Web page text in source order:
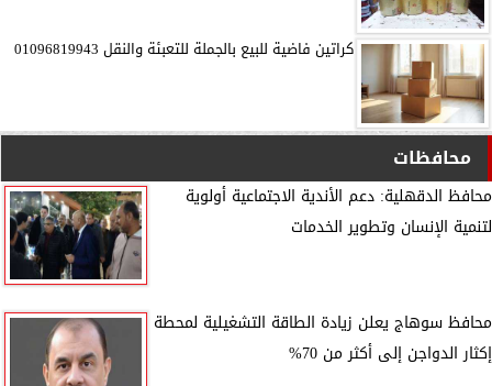
كراتين فاضية للبيع بالجملة للتعبئة والنقل 01096819943
محافظات
محافظ الدقهلية: دعم الأندية الاجتماعية أولوية
لتنمية الإنسان وتطوير الخدمات
محافظ سوهاج يعلن زيادة الطاقة التشغيلية لمحطة
إكثار الدواجن إلى أكثر من 70%